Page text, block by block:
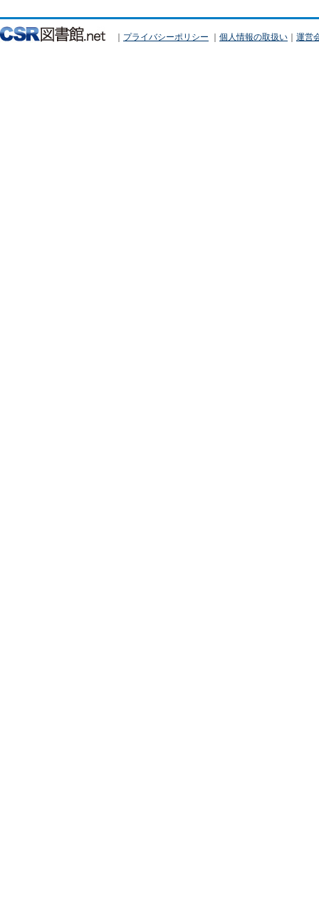
｜ プライバシーポリシー ｜ 個人情報の取扱い ｜ 運営